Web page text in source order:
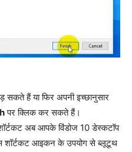
सकते हैं या फिर अपनी इच्छानुसार
पर क्लिक कर सकते हैं।
अब आपके विंडोज 10 डेस्कटॉप
शॉर्टकट आइकन के उपयोग से ब्लूटूथ